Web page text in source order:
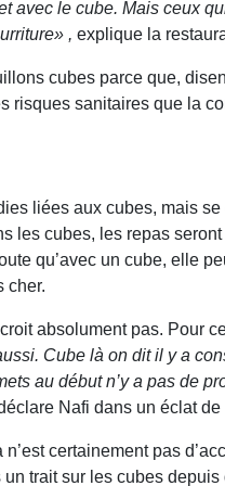
avec le cube. Mais ceux
, explique la
cubes parce que,
sanitaires que la
liées aux cubes, mais
les cubes, les repas seront
qu’avec un cube, elle
cher.
absolument pas. Pour
Cube là on dit il y a
au début n’y a pas de
Nafi dans un éclat de
certainement pas
trait sur les cubes